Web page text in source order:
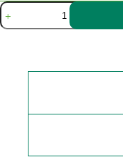
Naturalce
Tahin
1000